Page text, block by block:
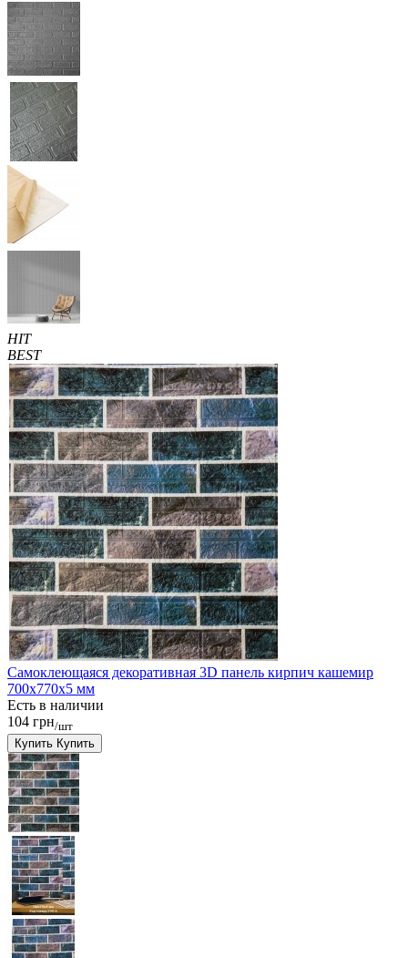
HIT
BEST
Самоклеющаяся декоративная 3D панель кирпич кашемир
700x770x5 мм
Есть в наличии
104 грн/шт
Купить Купить